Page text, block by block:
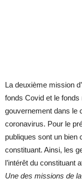
La deuxième mission
fonds Covid et le
gouvernement dans le
coronavirus. Pour le
publiques sont un bien
constituant. Ainsi, les
l’intérêt du constituant
Une des missions de